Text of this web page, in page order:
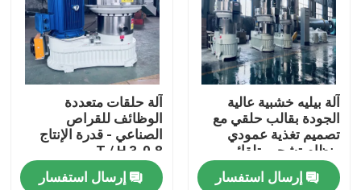
منزل
المنتجات
آلة بيليه خشبية عالية
الجودة بقالب حلقي مع
تصميم تغذية عمودي
ونظام تشحيم تلقائي
لتكوير الكتلة الحيوية
إرسال استفسار
آلة حلقات متعددة
الوظائف للقراص
الصناعي - قدرة الإنتاج
0.8-3 T / H
إرسال استفسار